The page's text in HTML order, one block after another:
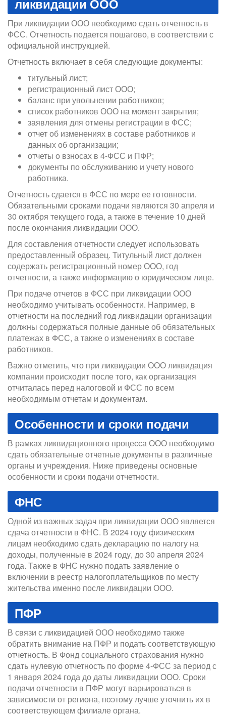
ликвидации ООО
При ликвидации ООО необходимо сдать отчетность в
ФСС. Отчетность подается пошагово, в соответствии с
официальной инструкцией.
Отчетность включает в себя следующие документы:
титульный лист;
регистрационный лист ООО;
баланс при увольнении работников;
список работников ООО на момент закрытия;
заявления для отмены регистрации в ФСС;
отчет об изменениях в составе работников и
данных об организации;
отчеты о взносах в 4-ФСС и ПФР;
документы по обслуживанию и учету нового
работника.
Отчетность сдается в ФСС по мере ее готовности.
Обязательными сроками подачи являются 30 апреля и
30 октября текущего года, а также в течение 10 дней
после окончания ликвидации ООО.
Для составления отчетности следует использовать
предоставленный образец. Титульный лист должен
содержать регистрационный номер ООО, год
отчетности, а также информацию о юридическом лице.
При подаче отчетов в ФСС при ликвидации ООО
необходимо учитывать особенности. Например, в
отчетности на последний год ликвидации организации
должны содержаться полные данные об обязательных
платежах в ФСС, а также о изменениях в составе
работников.
Важно отметить, что при ликвидации ООО ликвидация
компании происходит после того, как организация
отчиталась перед налоговой и ФСС по всем
необходимым отчетам и документам.
Особенности и сроки подачи
В рамках ликвидационного процесса ООО необходимо
сдать обязательные отчетные документы в различные
органы и учреждения. Ниже приведены основные
особенности и сроки подачи отчетности.
ФНС
Одной из важных задач при ликвидации ООО является
сдача отчетности в ФНС. В 2024 году физическим
лицам необходимо сдать декларацию по налогу на
доходы, полученные в 2024 году, до 30 апреля 2024
года. Также в ФНС нужно подать заявление о
включении в реестр налогоплательщиков по месту
жительства именно после ликвидации ООО.
ПФР
В связи с ликвидацией ООО необходимо также
обратить внимание на ПФР и подать соответствующую
отчетность. В Фонд социального страхования нужно
сдать нулевую отчетность по форме 4-ФСС за период с
1 января 2024 года до даты ликвидации ООО. Сроки
подачи отчетности в ПФР могут варьироваться в
зависимости от региона, поэтому лучше уточнить их в
соответствующем филиале органа.